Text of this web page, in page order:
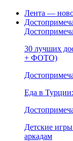
Лента —
30 лучших
+ ФОТО)
Еда в
Детские
аркадам